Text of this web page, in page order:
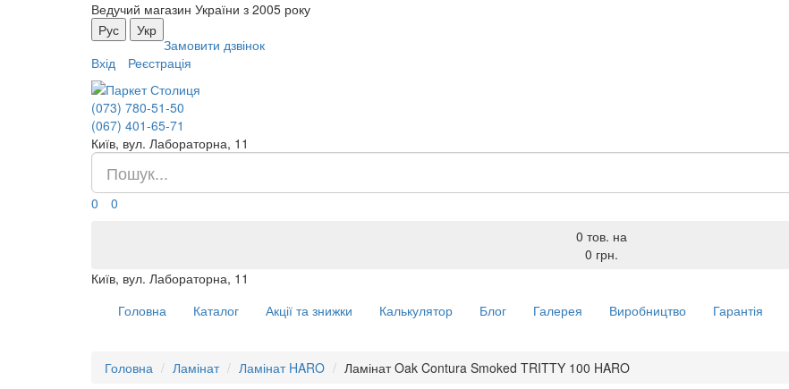
Ведучий магазин України з 2005 року
Рус
Укр
Замовити дзвінок
Вхід
Реєстрація
(073) 780-51-50
(067) 401-65-71
Київ, вул. Лабораторна, 11
0
0
0 тов. на
0 грн.
Київ, вул. Лабораторна, 11
Головна
Каталог Акції та знижки Калькулятор Блог Галерея Виробництво Гарантія
Головна Ламінат Ламінат HARO Ламінат Oak Contura Smoked TRITTY 100 HARO